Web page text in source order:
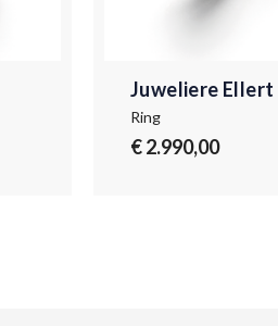
Juweliere Ellert
Ring
€ 2.990,00